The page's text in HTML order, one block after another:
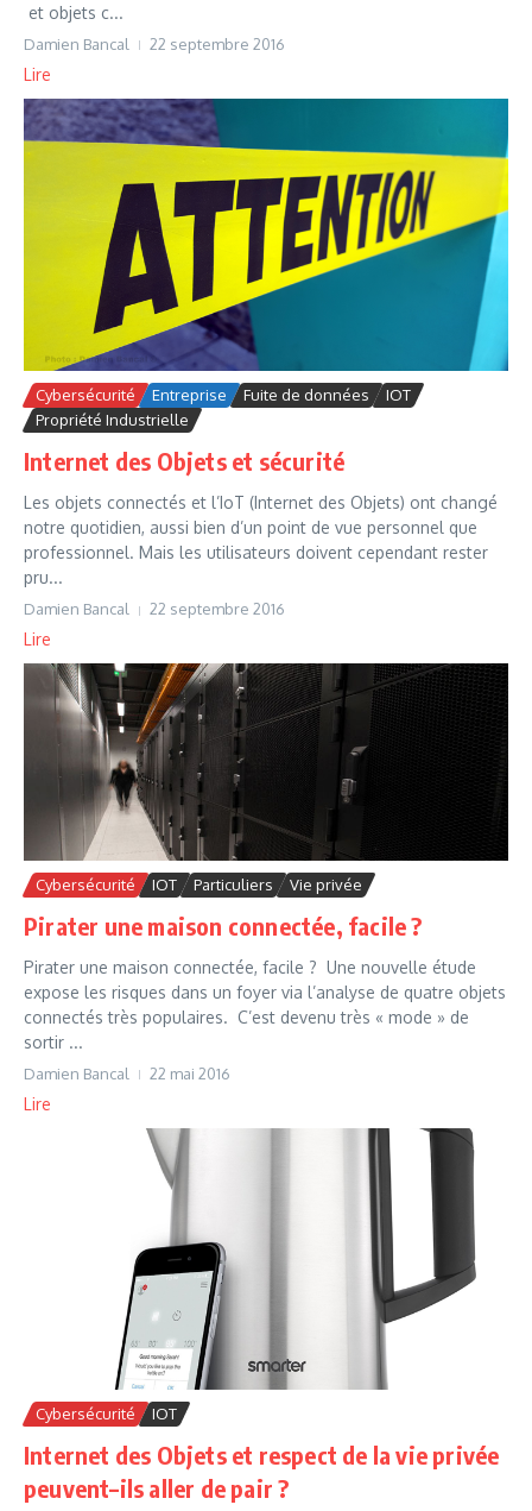
et objets c...
Damien Bancal 22 septembre 2016
Lire
Cybersécurité Entreprise Fuite de données
IOT
Propriété Industrielle
Internet des Objets et sécurité
Les objets connectés et l’IoT (Internet des Objets) ont changé
notre quotidien, aussi bien d’un point de vue personnel que
professionnel. Mais les utilisateurs doivent cependant rester
pru...
Damien Bancal 22 septembre 2016
Lire
Cybersécurité IOT Particuliers Vie privée
Pirater une maison connectée, facile ?
Pirater une maison connectée, facile ? Une nouvelle étude
expose les risques dans un foyer via l’analyse de quatre objets
connectés très populaires. C’est devenu très « mode » de
sortir ...
Damien Bancal 22 mai 2016
Lire
Cybersécurité IOT
Internet des Objets et respect de la vie privée
peuvent–ils aller de pair ?